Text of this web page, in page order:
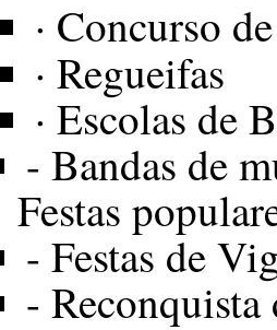
· Concurso
· Regueifas
· Escolas de
- Bandas de
Festas
- Festas de
-